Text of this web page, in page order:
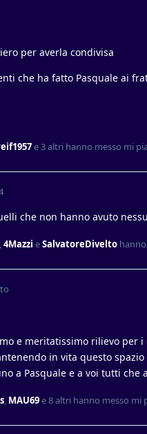
per averla condivisa
che ha fatto Pasquale ai
e3altri hanno messo mi
che non hanno avuto
,4Mazzi eSalvatoreDivelto
e meritatissimo rilievo
in vita questo
a Pasquale e a voi tutti
, MAU69e8altri hanno messo mi